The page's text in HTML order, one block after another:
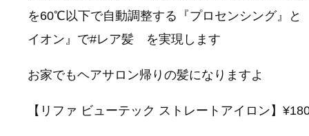
を60℃以下で自動調整する『プロセンシング』と
イオン』で#レア髪 を実現します
お家でもヘアサロン帰りの髪になりますよ
【リファ ビューテック ストレートアイロン】